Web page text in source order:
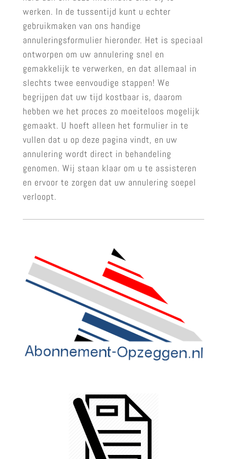
werken. In de tussentijd kunt u echter
gebruikmaken van ons handige
annuleringsformulier hieronder. Het is speciaal
ontworpen om uw annulering snel en
gemakkelijk te verwerken, en dat allemaal in
slechts twee eenvoudige stappen! We
begrijpen dat uw tijd kostbaar is, daarom
hebben we het proces zo moeiteloos mogelijk
gemaakt. U hoeft alleen het formulier in te
vullen dat u op deze pagina vindt, en uw
annulering wordt direct in behandeling
genomen. Wij staan klaar om u te assisteren
en ervoor te zorgen dat uw annulering soepel
verloopt.